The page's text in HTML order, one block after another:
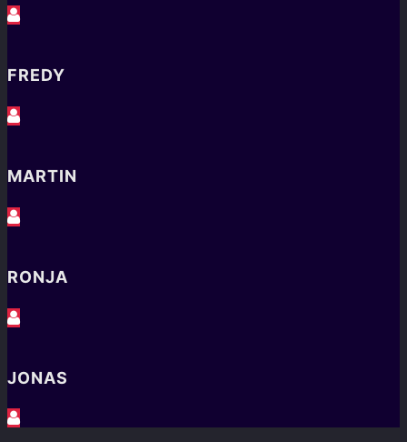
FREDY
MARTIN
RONJA
JONAS